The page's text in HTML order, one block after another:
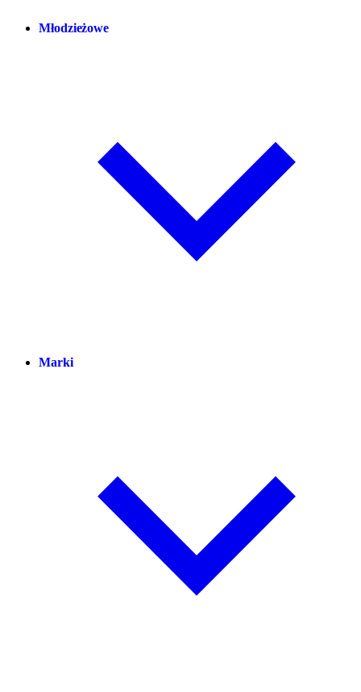
Młodzieżowe
Marki